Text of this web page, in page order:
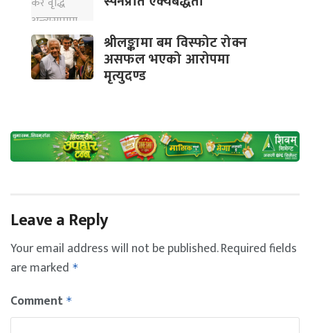
श्रीलङ्कामा बम विस्फोट रोक्न
असफल भएको आरोपमा
मृत्युदण्ड
Leave a Reply
Your email address will not be published.Required fields
are marked *
Comment *